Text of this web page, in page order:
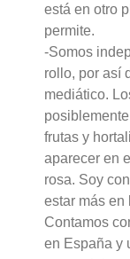
está en otro
permite.
-Somos
rollo, por así
mediático.
frutas y
aparecer en
rosa. Soy
estar más en
Contamos
en España y